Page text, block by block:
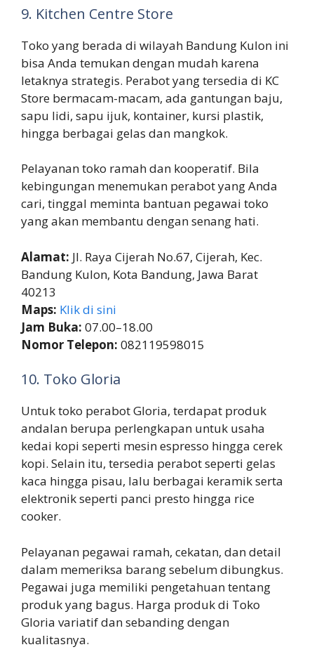
9. Kitchen Centre Store
Toko yang berada di wilayah Bandung Kulon ini
bisa Anda temukan dengan mudah karena
letaknya strategis. Perabot yang tersedia di KC
Store bermacam-macam, ada gantungan baju,
sapu lidi, sapu ijuk, kontainer, kursi plastik,
hingga berbagai gelas dan mangkok.
Pelayanan toko ramah dan kooperatif. Bila
kebingungan menemukan perabot yang Anda
cari, tinggal meminta bantuan pegawai toko
yang akan membantu dengan senang hati.
Alamat: Jl. Raya Cijerah No.67, Cijerah, Kec.
Bandung Kulon, Kota Bandung, Jawa Barat
40213
Maps: Klik di sini
Jam Buka: 07.00–18.00
Nomor Telepon: 082119598015
10. Toko Gloria
Untuk toko perabot Gloria, terdapat produk
andalan berupa perlengkapan untuk usaha
kedai kopi seperti mesin espresso hingga cerek
kopi. Selain itu, tersedia perabot seperti gelas
kaca hingga pisau, lalu berbagai keramik serta
elektronik seperti panci presto hingga rice
cooker.
Pelayanan pegawai ramah, cekatan, dan detail
dalam memeriksa barang sebelum dibungkus.
Pegawai juga memiliki pengetahuan tentang
produk yang bagus. Harga produk di Toko
Gloria variatif dan sebanding dengan
kualitasnya.